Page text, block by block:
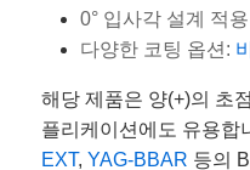
0° 입사각 설계 적용
다양한 코팅 옵션:
해당 제품은 양(+)의 초
플리케이션에도 유용합
EXT, YAG-BBAR 등의